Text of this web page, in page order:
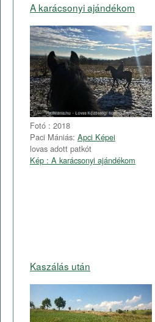
A karácsonyi ajándékom
Fotó : 2018
Paci Mániás: Apci Képei
lovas adott patkót
Kép : A karácsonyi ajándékom
Kaszálás után